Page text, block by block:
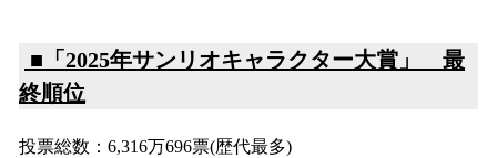
■「2025年サンリオキャラクター大賞」 最
終順位
投票総数：6,316万696票(歴代最多)